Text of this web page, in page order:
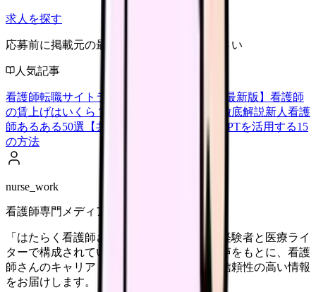
求人を探す
応募前に掲載元の最新情報を確認してください
人気記事
看護師転職サイトランキングTOP5【2026年最新版】 看護師
の賃上げはいくら？2026年度の最新情報を徹底解説新人看護
師あるある50選【共感必至】
看護師がChatGPTを活用する15
の方法
nurse_work
看護師専門メディア
「はたらく看護師さん」編集部は、看護師経験者と医療ライ
ターで構成されています。現場のリアルな声をもとに、看護
師さんのキャリア・転職・働き方に関する信頼性の高い情報
をお届けします。